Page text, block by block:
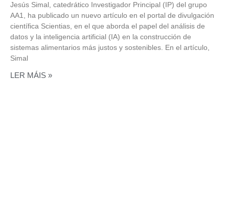
Jesús Simal, catedrático Investigador Principal (IP) del grupo
AA1, ha publicado un nuevo artículo en el portal de divulgación
científica Scientias, en el que aborda el papel del análisis de
datos y la inteligencia artificial (IA) en la construcción de
sistemas alimentarios más justos y sostenibles. En el artículo,
Simal
LER MÁIS »